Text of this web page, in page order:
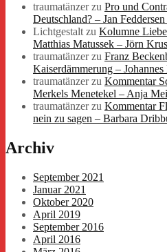
traumatänzerzu Pro und
Deutschland? – Jan
Lichtgestaltzu Kolumne
Matthias Matussek – Jörn
traumatänzerzu Franz
Kaiserdämmerung –
traumatänzerzu Kommentar
Merkels Menetekel – Anja
traumatänzerzu Kommentar
nein zu sagen – Barbara
Archiv
September 2021
Januar 2021
Oktober 2020
April 2019
September 2016
April 2016